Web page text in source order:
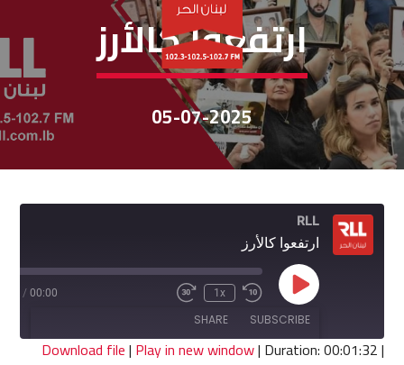
إرتفعوا كالأرز
ارتفعوا كالأرز
05-07-2025
RLL
ارتفعوا كالأرز
Play
Episode
Rewind
10
Seconds
1x
Fast
seconds
00:00
/
SUBSCRIBE
SHARE
Download file| Play in new window| Duration: 00:01:32|